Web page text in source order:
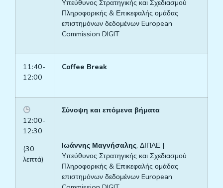
Υπεύθυνος Στρατηγικής και Σχεδιασμού
Πληροφορικής & Επικεφαλής ομάδας
επιστημόνων δεδομένων European
Commission DIGIT
11:40-
12:00
Coffee Break
12:00-
12:30
(30
λεπτά)
Σύνοψη και επόμενα βήματα
Ιωάννης Μαγνήσαλης, ΔΙΠΑΕ |
Υπεύθυνος Στρατηγικής και Σχεδιασμού
Πληροφορικής & Επικεφαλής ομάδας
επιστημόνων δεδομένων European